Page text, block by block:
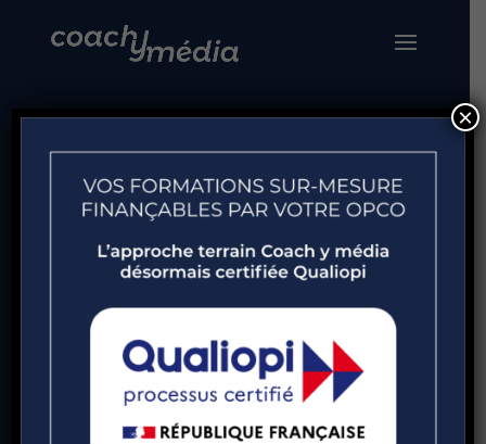
Coaching
professionnel
»Nos solutions»Coaching
Le coaching est un accélérateur de
performances, un catalyseur de sens, un
pourvoyeur de solutions.
Le coaching se doit d’ être efficace et de
×